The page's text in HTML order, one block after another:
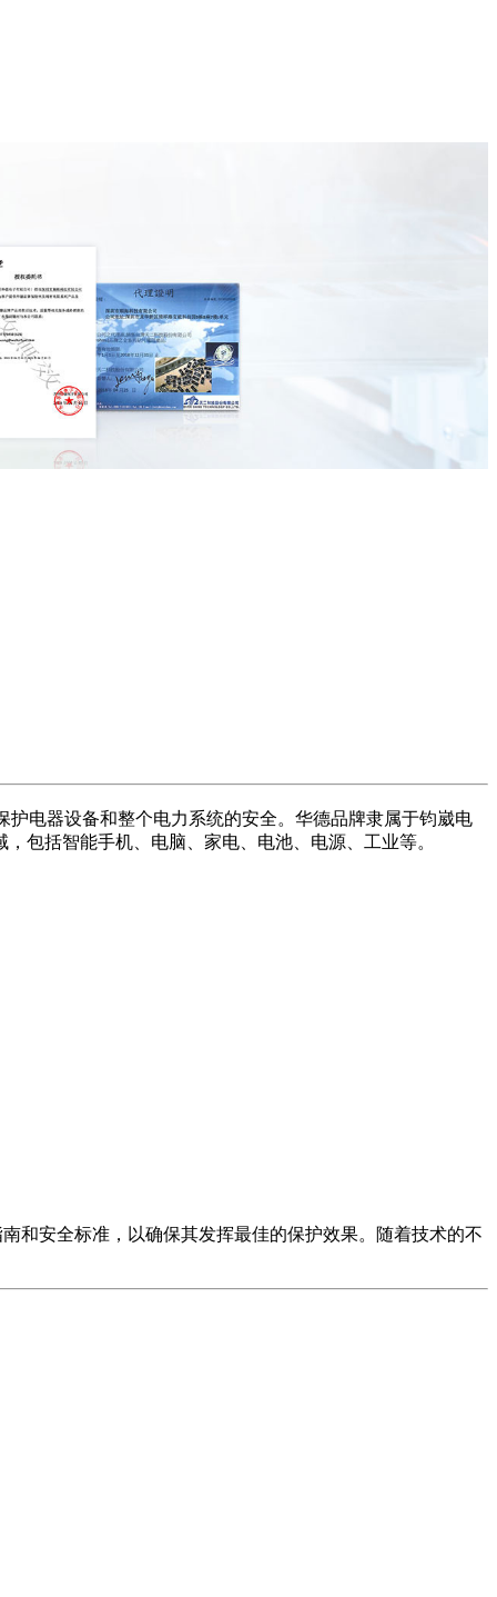
电器设备和整个电力系统的安全。华德品牌隶属于钧崴电
包括智能手机、电脑、家电、电池、电源、工业等。
和安全标准，以确保其发挥最佳的保护效果。随着技术的不